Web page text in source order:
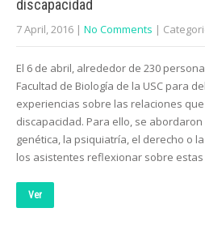
discapacidad
7 April, 2016 | No Comments |
El 6 de abril, alrededor de 230
Facultad de Biología de la USC para
experiencias sobre las relaciones
discapacidad. Para ello, se
genética, la psiquiatría, el derecho o
los asistentes reflexionar sobre
Ver